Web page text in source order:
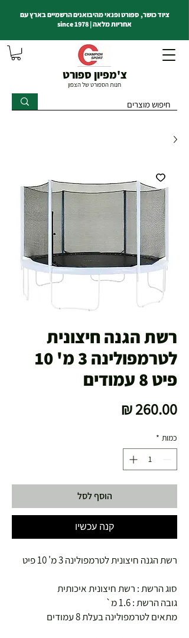
צ'מפיון ספורט
חנות הספורט של הצפון
ציוד כושר, ספורט ופנאי מהיבואנים הרשמיים בארץ עם
אחריות מלאה | since 1978
רשת הגנה חיצונית
לטרמפולינה 3 מ' 10
פיט 8 עמודים
כמות *
הוסף לסל
קנה עכשיו
רשת הגנה חיצונית לטרמפולינה 3 מ' 10 פיט
סוג הרשת : רשת חיצונית איכותית
גובה הרשת : 1.6 מ`
מתאים לטרמפולינה בעלת 8 עמודים